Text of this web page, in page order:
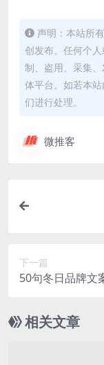
声明：本站所
创发布。任何个
制、盗用、采集
体平台。如若本
们进行处理。
微推客
下一篇
50句冬日品牌文
相关文章